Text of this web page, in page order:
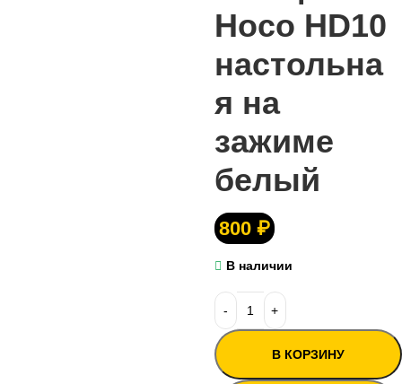
Hoco HD10
настольна
я на
зажиме
белый
800 ₽
В наличии
В КОРЗИНУ